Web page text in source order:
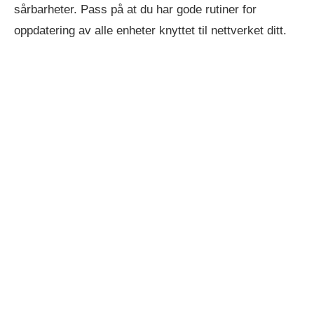
sårbarheter. Pass på at du har gode rutiner for
oppdatering av alle enheter knyttet til nettverket ditt.